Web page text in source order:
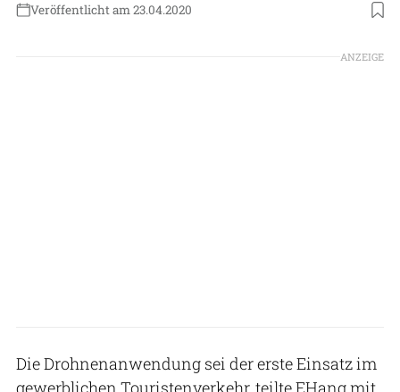
Veröffentlicht am 23.04.2020
Foto: Ehang
ANZEIGE
Die Drohnenanwendung sei der erste Einsatz im
gewerblichen Touristenverkehr, teilte EHang mit.